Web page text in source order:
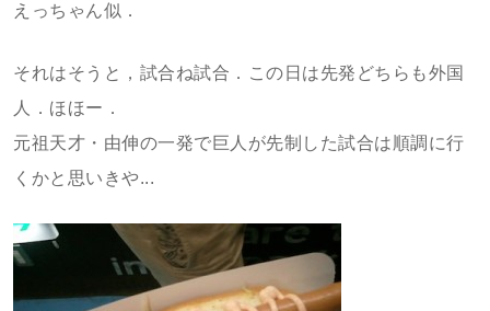
えっちゃん似．
それはそうと，試合ね試合．この日は先発どちらも外国
人．ほほー．
元祖天才・由伸の一発で巨人が先制した試合は順調に行
くかと思いきや...